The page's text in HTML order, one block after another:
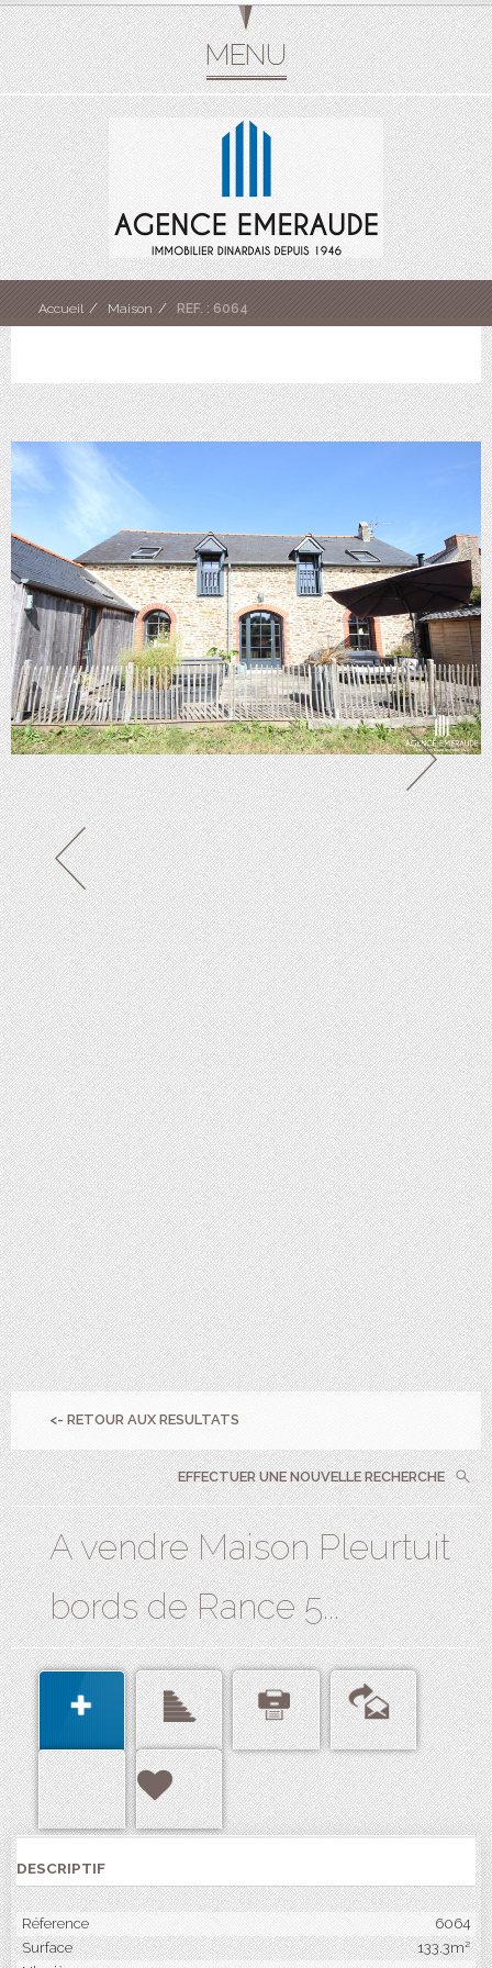
Accueil Maison REF. : 6064
<- RETOUR AUX RESULTATS
EFFECTUER UNE NOUVELLE RECHERCHE
A vendre Maison Pleurtuit
bords de Rance 5...
DESCRIPTIF
Réference
6064
Surface
133.3m²